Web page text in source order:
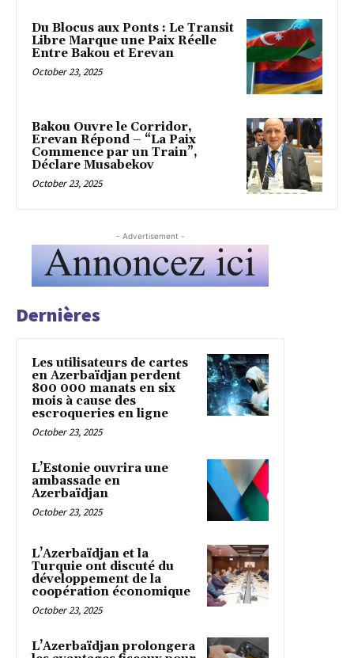
Du Blocus aux Ponts : Le Transit
Libre Marque une Paix Réelle
Entre Bakou et Erevan
October 23, 2025
Bakou Ouvre le Corridor,
Erevan Répond – “La Paix
Commence par un Train”,
Déclare Musabekov
October 23, 2025
- Advertisement -
Dernières
Les utilisateurs de cartes
en Azerbaïdjan perdent
800 000 manats en six
mois à cause des
escroqueries en ligne
October 23, 2025
L’Estonie ouvrira une
ambassade en
Azerbaïdjan
October 23, 2025
L’Azerbaïdjan et la
Turquie ont discuté du
développement de la
coopération économique
October 23, 2025
L’Azerbaïdjan prolongera